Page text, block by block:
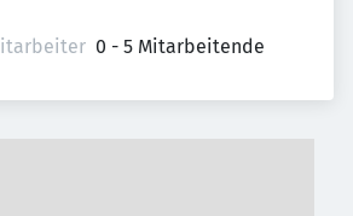
0 - 5 Mitarbeitende